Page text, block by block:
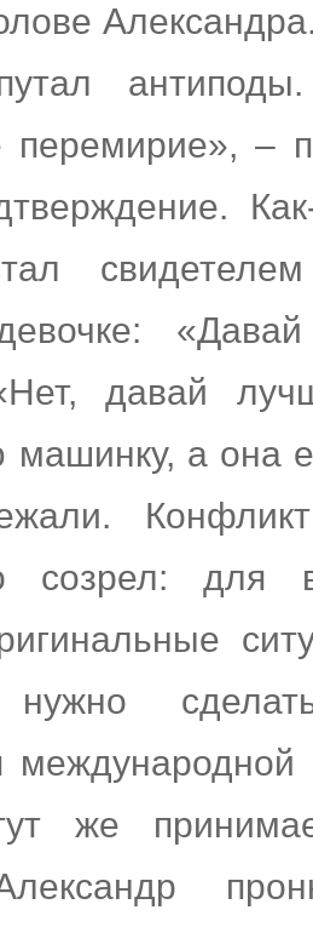
перемирие», –
давай
машинку, а она
созрел: для
международной
же